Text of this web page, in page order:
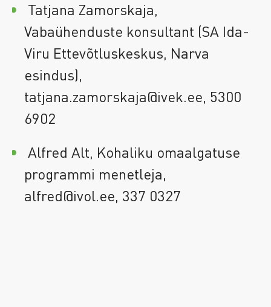
Tatjana Zamorskaja,
Vabaühenduste konsultant (SA Ida-
Viru Ettevõtluskeskus, Narva
esindus),
tatjana.zamorskaja@ivek.ee, 5300
6902
Alfred Alt, Kohaliku omaalgatuse
programmi menetleja,
alfred@ivol.ee, 337 0327